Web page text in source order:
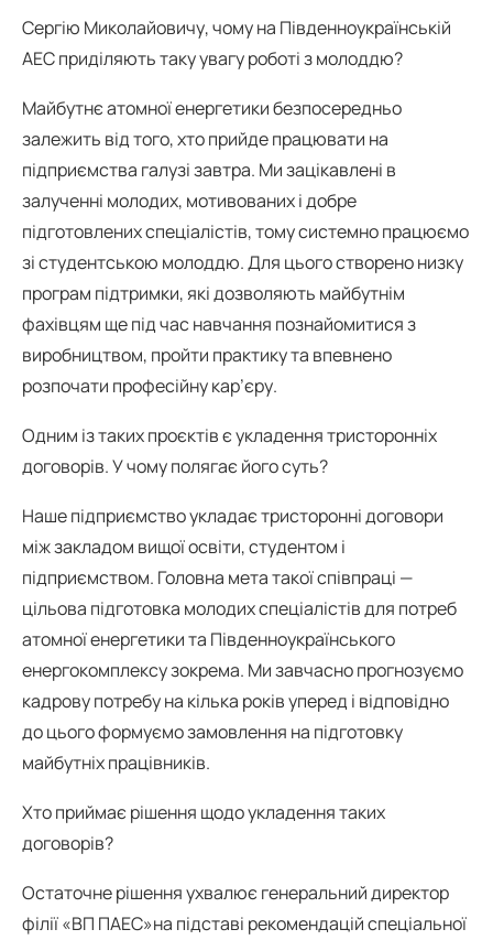
Сергію Миколайовичу, чому на Південноукраїнській
АЕС приділяють таку увагу роботі з молоддю?
Майбутнє атомної енергетики безпосередньо
залежить від того, хто прийде працювати на
підприємства галузі завтра. Ми зацікавлені в
залученні молодих, мотивованих і добре
підготовлених спеціалістів, тому системно працюємо
зі студентською молоддю. Для цього створено низку
програм підтримки, які дозволяють майбутнім
фахівцям ще під час навчання познайомитися з
виробництвом, пройти практику та впевнено
розпочати професійну кар’єру.
Одним із таких проєктів є укладення тристоронніх
договорів. У чому полягає його суть?
Наше підприємство укладає тристоронні договори
між закладом вищої освіти, студентом і
підприємством. Головна мета такої співпраці —
цільова підготовка молодих спеціалістів для потреб
атомної енергетики та Південноукраїнського
енергокомплексу зокрема. Ми завчасно прогнозуємо
кадрову потребу на кілька років уперед і відповідно
до цього формуємо замовлення на підготовку
майбутніх працівників.
Хто приймає рішення щодо укладення таких
договорів?
Остаточне рішення ухвалює генеральний директор
філії «ВП ПАЕС»на підставі рекомендацій спеціальної